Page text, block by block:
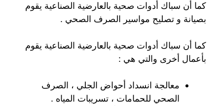
كما أن سباك أدوات صحية بالعارضية الصناعية يقوم
بصيانة و تصليح مواسير الصرف الصحي .
كما أن سباك أدوات صحية بالعارضية الصناعية يقوم
بأعمال أخرى والتي هي :
معالجة انسداد أحواض الجلي ، الصرف
الصحي للحمامات ، تسريبات المياه .